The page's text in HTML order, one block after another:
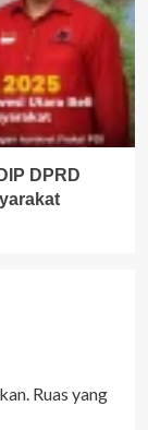
DPRD
Ruas yang